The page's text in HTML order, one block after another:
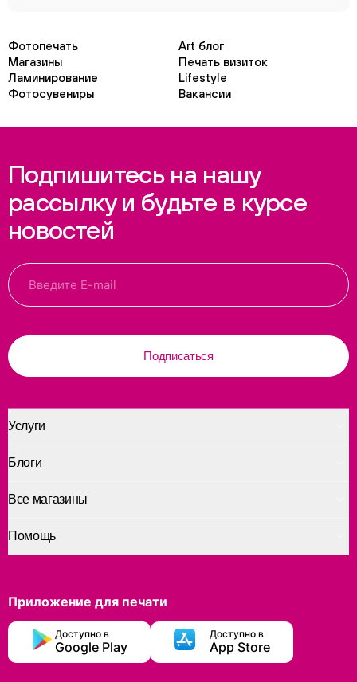
Фотопечать
Art блог
Магазины
Печать визиток
Ламинирование
Lifestyle
Фотосувениры
Вакансии
Подпишитесь на нашу
рассылку и будьте в курсе
новостей
Подписаться
Услуги
Помощь
Блоги
Все магазины
Приложение для печати
Доступно в
Google Play
Доступно в
App Store